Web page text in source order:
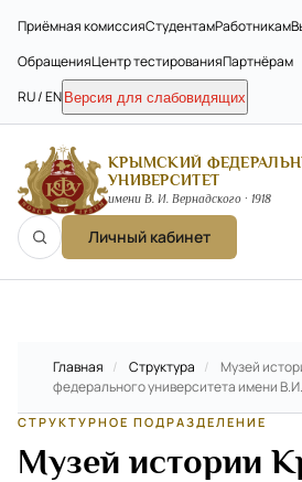
Приёмная комиссияСтудентамРаботникам
ОбращенияЦентр тестированияПартнёрам
RU / EN Версия для слабовидящих
КРЫМСКИЙ
УНИВЕРСИТЕТ
имени В. И. Вернадского · 1918
Личный кабинет
Главная / Структура /
Музей
федерального университета имени
СТРУКТУРНОЕ ПОДРАЗДЕЛЕНИЕ
Музей истории